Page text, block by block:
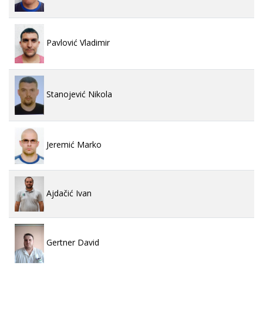
Pavlović Vladimir
Stanojević Nikola
Jeremić Marko
Ajdačić Ivan
Gertner David